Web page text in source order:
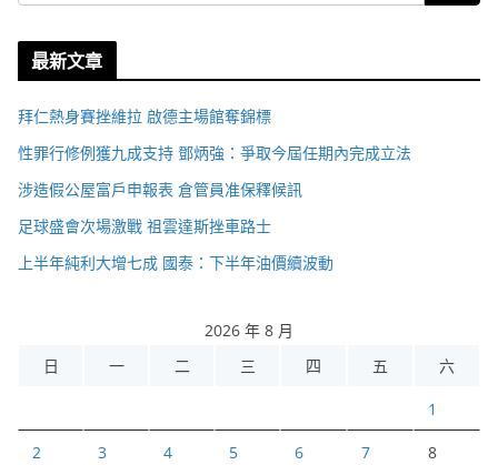
最新文章
拜仁熱身賽挫維拉 啟德主場館奪錦標
性罪行修例獲九成支持 鄧炳強：爭取今屆任期內完成立法
涉造假公屋富戶申報表 倉管員准保釋候訊
足球盛會次場激戰 祖雲達斯挫車路士
上半年純利大增七成 國泰：下半年油價續波動
2026 年 8 月
日
一 二 三 四 五 六
1
2 3 4 5 6 7 8